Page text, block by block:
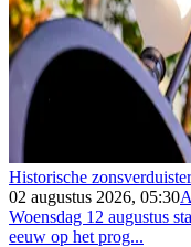
Historische
02 augustus 2026, 05:30
Woensdag 12 augustus
eeuw op het prog...